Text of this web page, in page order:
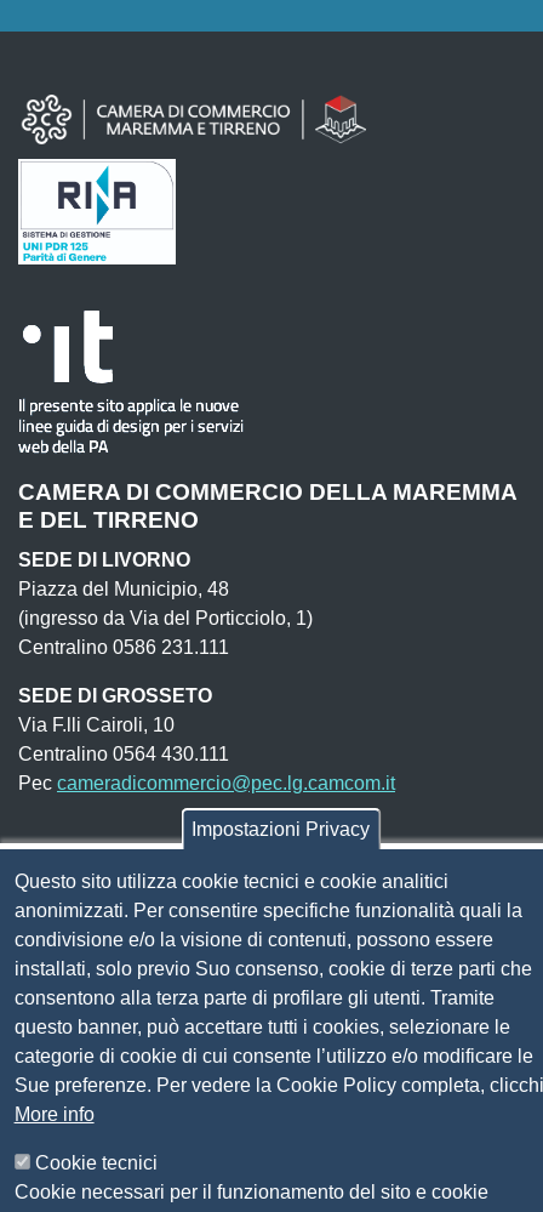
CAMERA DI COMMERCIO DELLA MAREMMA
E DEL TIRRENO
SEDE DI LIVORNO
Piazza del Municipio, 48
(ingresso da Via del Porticciolo, 1)
Centralino 0586 231.111
SEDE DI GROSSETO
Via F.lli Cairoli, 10
Centralino 0564 430.111
Pec cameradicommercio@pec.lg.camcom.it
Codice fiscale e Partita Iva:
Codice univoco fatturazione elettronica:
Pagare con PagoPA
Seguici su
Sito web
Amministrazione trasparente
Mappa del sito
Social Media Policy
Dichiarazione di accessibilità
Impostazioni Privacy
Questo sito utilizza cookie tecnici e cookie analitici
anonimizzati. Per consentire specifiche funzionalità quali la
condivisione e/o la visione di contenuti, possono essere
installati, solo previo Suo consenso, cookie di terze parti che
consentono alla terza parte di profilare gli utenti. Tramite
questo banner, può accettare tutti i cookies, selezionare le
categorie di cookie di cui consente l’utilizzo e/o modificare le
Sue preferenze. Per vedere la Cookie Policy completa, clicchi
More info
Cookie tecnici
Cookie necessari per il funzionamento del sito e cookie